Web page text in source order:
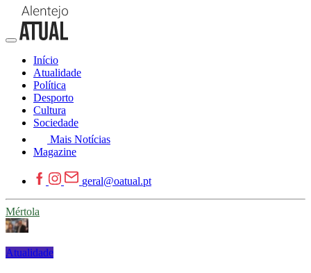
Início
Atualidade
Política
Desporto
Cultura
Sociedade
Mais Notícias
Magazine
geral@oatual.pt
Mértola
Atualidade